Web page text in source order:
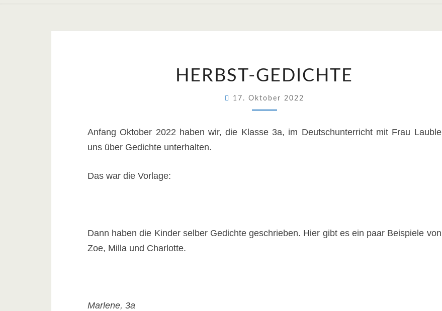
GEDICHTE
HERBST-GEDICHTE
17. Oktober 2022
Anfang Oktober 2022 haben wir, die Klasse 3a, im Deutschunterricht mit Frau Lauble
uns über Gedichte unterhalten.
Das war die Vorlage:
Dann haben die Kinder selber Gedichte geschrieben. Hier gibt es ein paar Beispiele von
Zoe, Milla und Charlotte.
Marlene, 3a